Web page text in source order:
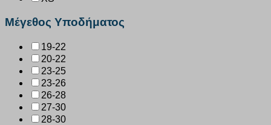
Μέγεθος Υποδήματος
19-22
20-22
23-25
23-26
26-28
27-30
28-30